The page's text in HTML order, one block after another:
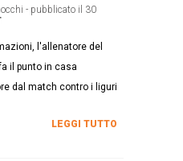
- pubblicato il 30
l'allenatore del
il punto in casa
dal match contro i liguri
LEGGI TUTTO